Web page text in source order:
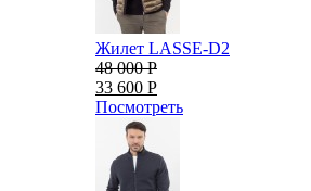
Жилет LASSE-D2
48 000 Р
33 600 Р
Посмотреть